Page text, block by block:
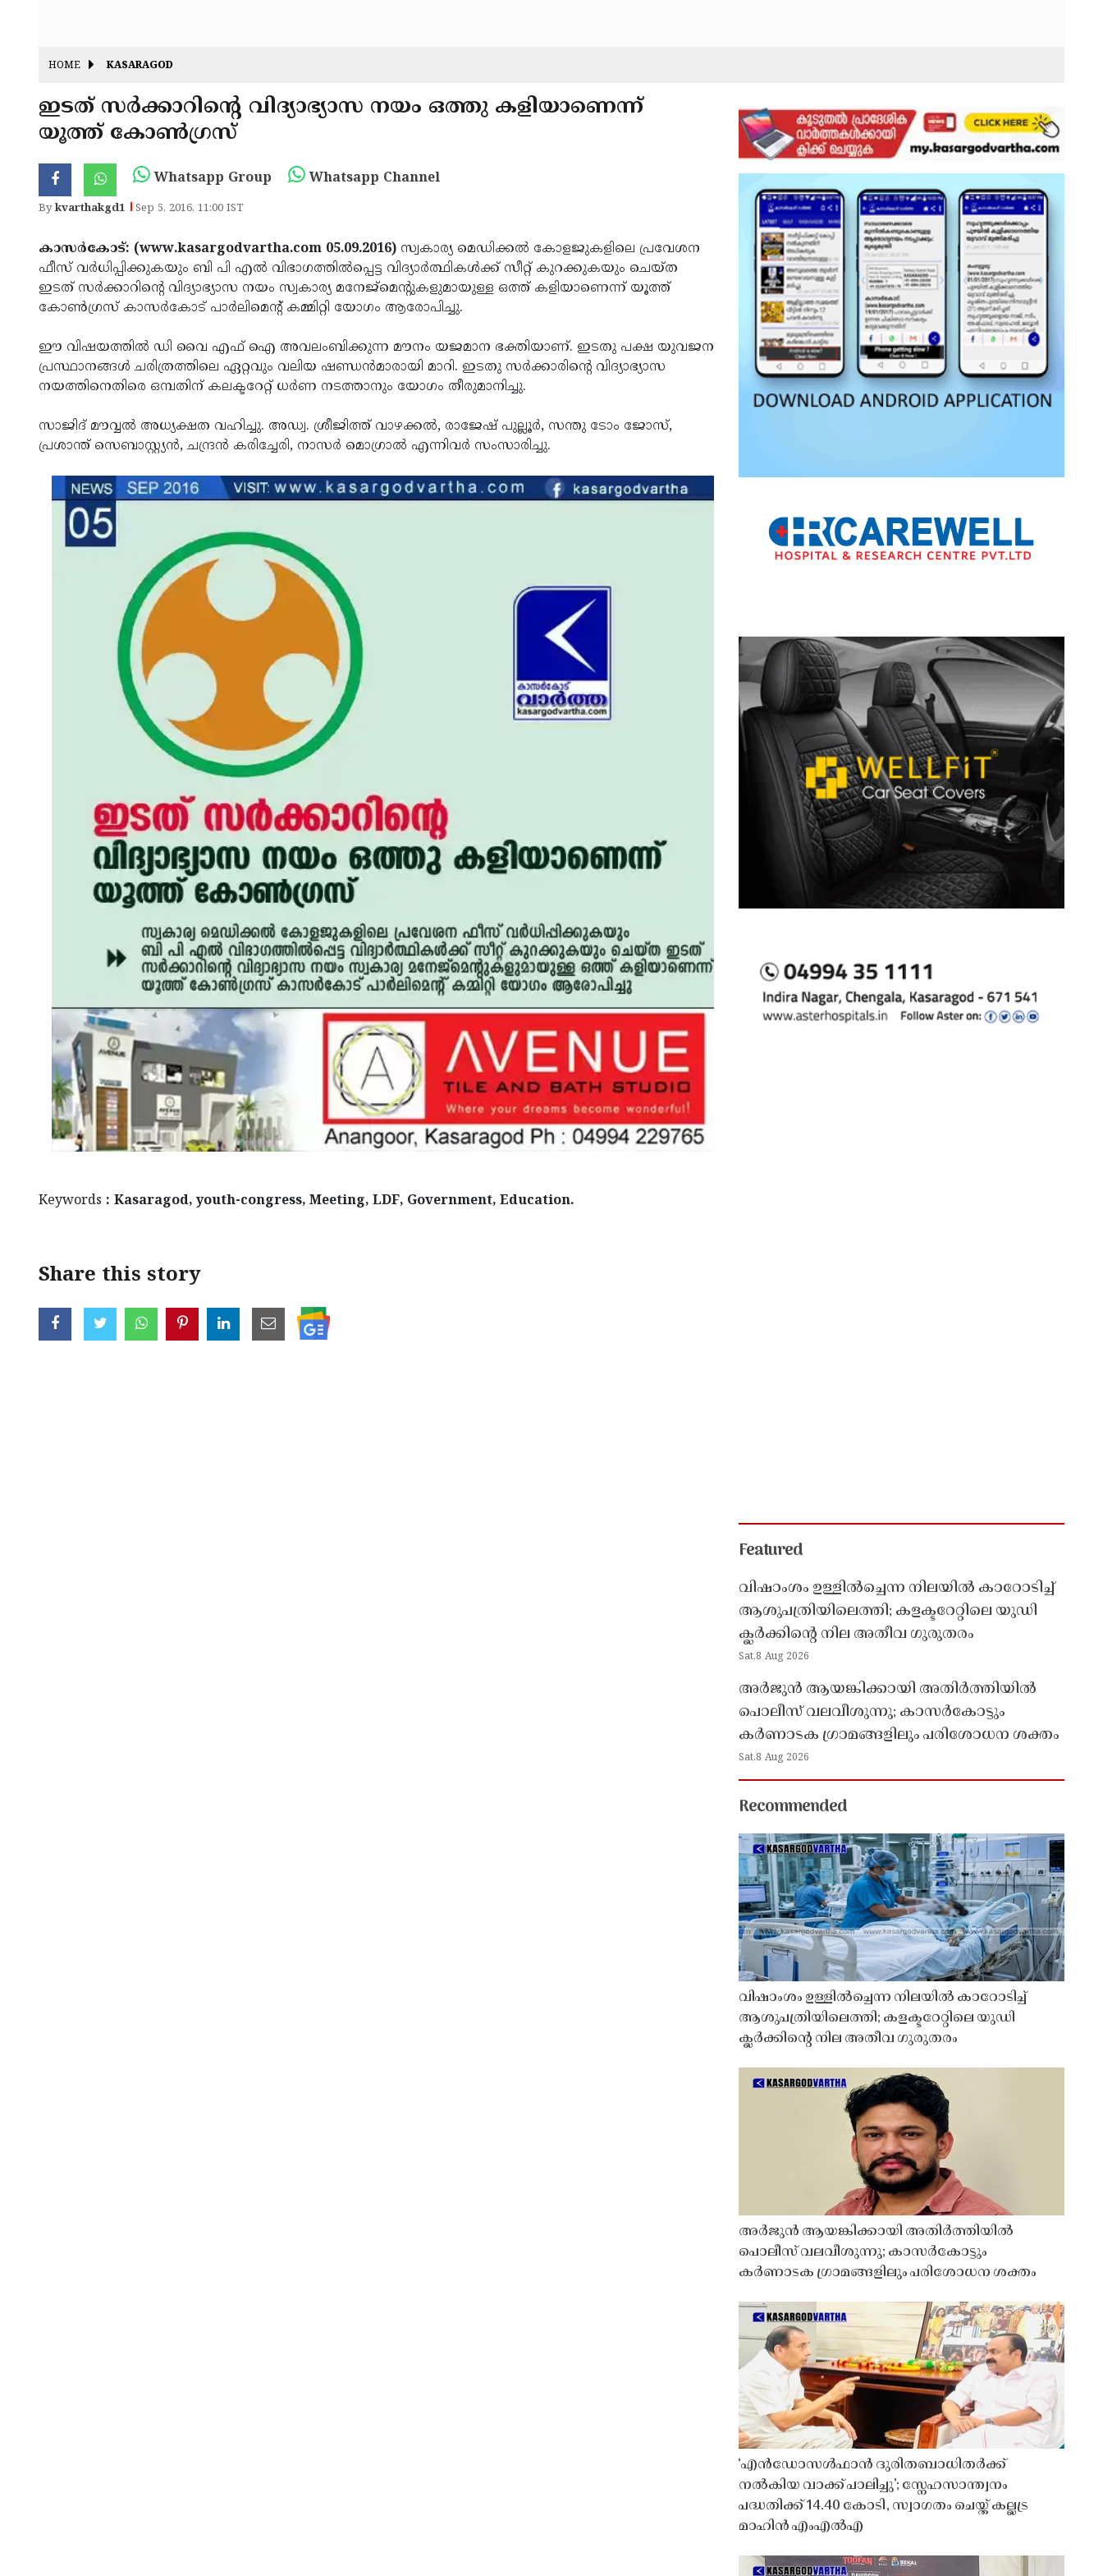
HOME KASARAGOD
ഇടത് സര്‍ക്കാറിന്റെ വിദ്യാഭ്യാസ നയം ഒത്തു കളിയാണെന്ന്
യൂത്ത് കോണ്‍ഗ്രസ്
Whatsapp Group Whatsapp Channel
Bykvarthakgd1 Sep 5, 2016, 11:00 IST
കാസര്‍കോട്: (www.kasargodvartha.com 05.09.2016) സ്വകാര്യ മെഡിക്കല്‍ കോളജുകളിലെ പ്രവേശന
ഫീസ് വര്‍ധിപ്പിക്കുകയും ബി പി എല്‍ വിഭാഗത്തില്‍പ്പെട്ട വിദ്യാര്‍ത്ഥികള്‍ക്ക് സീറ്റ് കുറക്കുകയും ചെയ്ത
ഇടത് സര്‍ക്കാറിന്റെ വിദ്യാഭ്യാസ നയം സ്വകാര്യ മനേജ്‌മെന്റുകളുമായുള്ള ഒത്ത് കളിയാണെന്ന് യൂത്ത്
കോണ്‍ഗ്രസ് കാസര്‍കോട് പാര്‍ലിമെന്റ് കമ്മിറ്റി യോഗം ആരോപിച്ചു.
ഈ വിഷയത്തില്‍ ഡി വൈ എഫ് ഐ അവലംബിക്കുന്ന മൗനം യജമാന ഭക്തിയാണ്. ഇടതു പക്ഷ യുവജന
പ്രസ്ഥാനങ്ങള്‍ ചരിത്രത്തിലെ ഏറ്റവും വലിയ ഷണ്ഡന്‍മാരായി മാറി. ഇടതു സര്‍ക്കാരിന്റെ വിദ്യാഭ്യാസ
നയത്തിനെതിരെ ഒമ്പതിന് കലക്ടറേറ്റ് ധര്‍ണ നടത്താനും യോഗം തീരുമാനിച്ചു.
സാജിദ് മൗവ്വല്‍ അധ്യക്ഷത വഹിച്ചു. അഡ്വ. ശ്രീജിത്ത് വാഴക്കല്‍, രാജേഷ് പുല്ലൂര്‍, സന്തു ടോം ജോസ്,
പ്രശാന്ത് സെബാസ്റ്റ്യന്‍, ചന്ദ്രന്‍ കരിച്ചേരി, നാസര്‍ മൊഗ്രാല്‍ എന്നിവര്‍ സംസാരിച്ചു.
Keywords : Kasaragod, youth-congress, Meeting, LDF, Government, Education.
Share this story
Featured
വിഷാംശം ഉള്ളിൽച്ചെന്ന നിലയിൽ കാറോടിച്ച്
ആശുപത്രിയിലെത്തി; കളക്ടറേറ്റിലെ യുഡി
ക്ലർക്കിൻ്റെ നില അതീവ ഗുരുതരം
Sat,8 Aug 2026
അർജുൻ ആയങ്കിക്കായി അതിർത്തിയിൽ
പൊലീസ് വലവീശുന്നു; കാസർകോട്ടും
കർണാടക ഗ്രാമങ്ങളിലും പരിശോധന ശക്തം
Sat,8 Aug 2026
Recommended
വിഷാംശം ഉള്ളിൽച്ചെന്ന നിലയിൽ കാറോടിച്ച്
ആശുപത്രിയിലെത്തി; കളക്ടറേറ്റിലെ യുഡി
ക്ലർക്കിൻ്റെ നില അതീവ ഗുരുതരം
അർജുൻ ആയങ്കിക്കായി അതിർത്തിയിൽ
പൊലീസ് വലവീശുന്നു; കാസർകോട്ടും
കർണാടക ഗ്രാമങ്ങളിലും പരിശോധന ശക്തം
‘എൻഡോസൾഫാൻ ദുരിതബാധിതർക്ക്
നൽകിയ വാക്ക് പാലിച്ചു’; സ്നേഹസാന്ത്വനം
പദ്ധതിക്ക് 14.40 കോടി, സ്വാഗതം ചെയ്ത് കല്ലട്ര
മാഹിൻ എംഎൽഎ